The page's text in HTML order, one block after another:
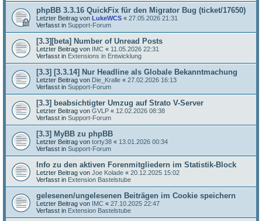
phpBB 3.3.16 QuickFix für den Migrator Bug (ticket/17650)
Letzter Beitrag von LukeWCS « 27.05.2026 21:31
Verfasst in Support-Forum
[3.3][beta] Number of Unread Posts
Letzter Beitrag von IMC « 11.05.2026 22:31
Verfasst in Extensions in Entwicklung
[3.3] [3.3.14] Nur Headline als Globale Bekanntmachung
Letzter Beitrag von Die_Kralle « 27.02.2026 16:13
Verfasst in Support-Forum
[3.3] beabsichtigter Umzug auf Strato V-Server
Letzter Beitrag von GVLP « 12.02.2026 08:38
Verfasst in Support-Forum
[3.3] MyBB zu phpBB
Letzter Beitrag von torty38 « 13.01.2026 00:34
Verfasst in Support-Forum
Info zu den aktiven Forenmitgliedern im Statistik-Block
Letzter Beitrag von Joe Kolade « 20.12.2025 15:02
Verfasst in Extension Bastelstube
gelesenen/ungelesenen Beiträgen im Cookie speichern
Letzter Beitrag von IMC « 27.10.2025 22:47
Verfasst in Extension Bastelstube